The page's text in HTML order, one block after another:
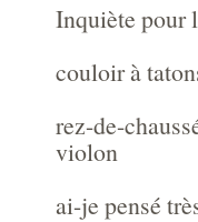
Inquiète pour
couloir à
rez-de-
violon
ai-je pensé